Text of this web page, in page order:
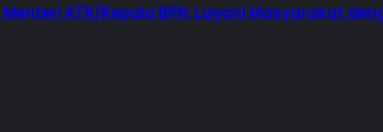
ATR/Kepala BPN: Layani Masyarakat